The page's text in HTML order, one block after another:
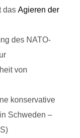
das Agieren der
des NATO-
von
konservative
Schweden –